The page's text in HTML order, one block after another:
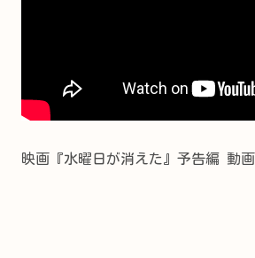
映画『水曜日が消えた』予告編 動画